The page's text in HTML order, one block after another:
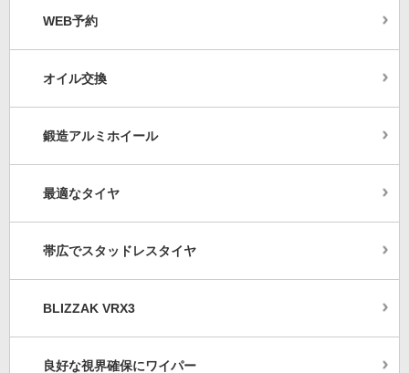
WEB予約
オイル交換
鍛造アルミホイール
最適なタイヤ
帯広でスタッドレスタイヤ
BLIZZAK VRX3
良好な視界確保にワイパー